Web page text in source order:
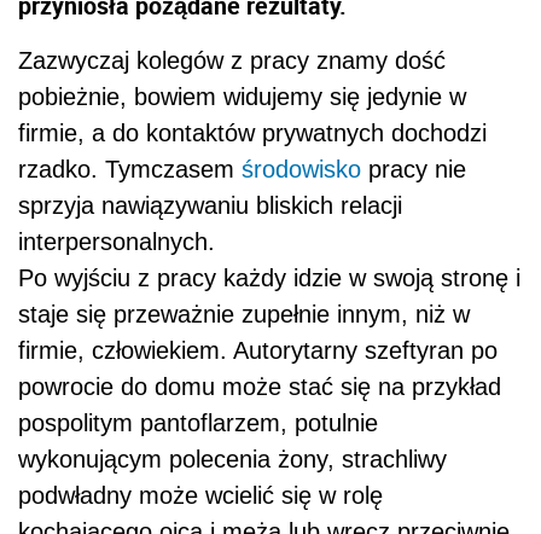
Zazwyczaj kolegów z pracy znamy dość
pobieżnie, bowiem widujemy się jedynie w
firmie, a do kontaktów prywatnych dochodzi
rzadko. Tymczasem środowisko pracy nie
sprzyja nawiązywaniu bliskich relacji
interpersonalnych.
Po wyjściu z pracy każdy idzie w swoją stronę i
staje się przeważnie zupełnie innym, niż w
firmie, człowiekiem. Autorytarny szef­tyran po
powrocie do domu może stać się na przykład
pospolitym pantoflarzem, potulnie
wykonującym polecenia żony, strachliwy
podwładny może wcielić się w rolę